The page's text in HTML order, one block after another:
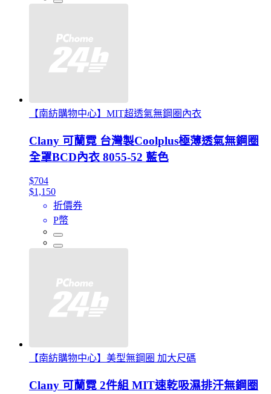
【南紡購物中心】MIT超透氣無鋼圈內衣
Clany 可蘭霓 台灣製Coolplus極薄透氣無鋼圈
全罩BCD內衣 8055-52 藍色
$704
$1,150
折價券
P幣
【南紡購物中心】美型無鋼圈 加大尺碼
Clany 可蘭霓 2件組 MIT速乾吸濕排汗無鋼圈